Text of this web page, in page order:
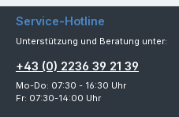
Service-Hotline
Unterstützung und Beratung unter:
+43 (0) 2236 39 21 39
Mo-Do: 07:30 - 16:30 Uhr
Fr: 07:30-14:00 Uhr